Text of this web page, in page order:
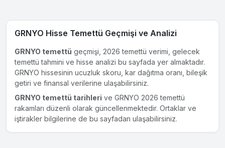
GRNYO Hisse Temettü Geçmişi ve Analizi
GRNYO temettü geçmişi, 2026 temettü verimi, gelecek
temettü tahmini ve hisse analizi bu sayfada yer almaktadır.
GRNYO hissesinin ucuzluk skoru, kar dağıtma oranı, bileşik
getiri ve finansal verilerine ulaşabilirsiniz.
GRNYO temettü tarihleri ve GRNYO 2026 temettü
rakamları düzenli olarak güncellenmektedir. Ortaklar ve
iştirakler bilgilerine de bu sayfadan ulaşabilirsiniz.